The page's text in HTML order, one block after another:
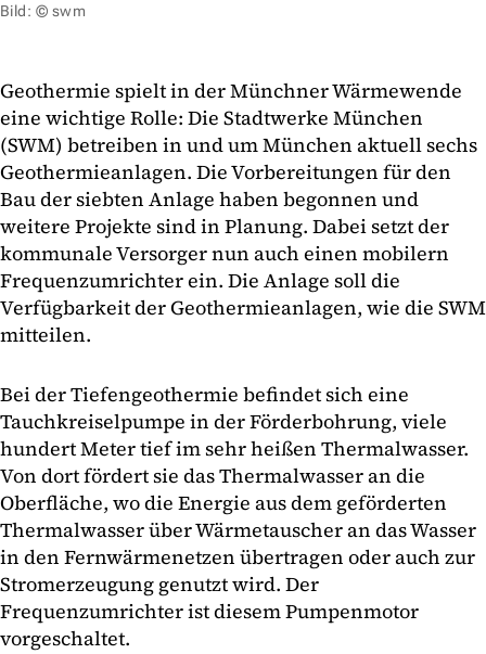
Bild: © swm
Geothermie spielt in der Münchner Wärmewende
eine wichtige Rolle: Die Stadtwerke München
(SWM) betreiben in und um München aktuell sechs
Geothermieanlagen. Die Vorbereitungen für den
Bau der siebten Anlage haben begonnen und
weitere Projekte sind in Planung. Dabei setzt der
kommunale Versorger nun auch einen mobilern
Frequenzumrichter ein. Die Anlage soll die
Verfügbarkeit der Geothermieanlagen, wie die SWM
mitteilen.
Bei der Tiefengeothermie befindet sich eine
Tauchkreiselpumpe in der Förderbohrung, viele
hundert Meter tief im sehr heißen Thermalwasser.
Von dort fördert sie das Thermalwasser an die
Oberfläche, wo die Energie aus dem geförderten
Thermalwasser über Wärmetauscher an das Wasser
in den Fernwärmenetzen übertragen oder auch zur
Stromerzeugung genutzt wird. Der
Frequenzumrichter ist diesem Pumpenmotor
vorgeschaltet.